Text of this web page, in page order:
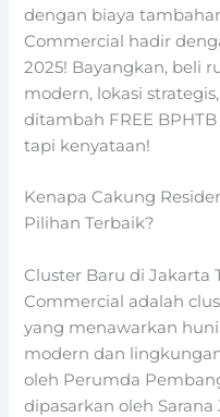
dengan biaya
Commercial hadir
2025! Bayangkan, beli
modern, lokasi
ditambah FREE
tapi kenyataan!
Kenapa Cakung
Pilihan Terbaik?
Cluster Baru di Jakarta
Commercial adalah
yang menawarkan
modern dan
oleh Perumda
dipasarkan oleh